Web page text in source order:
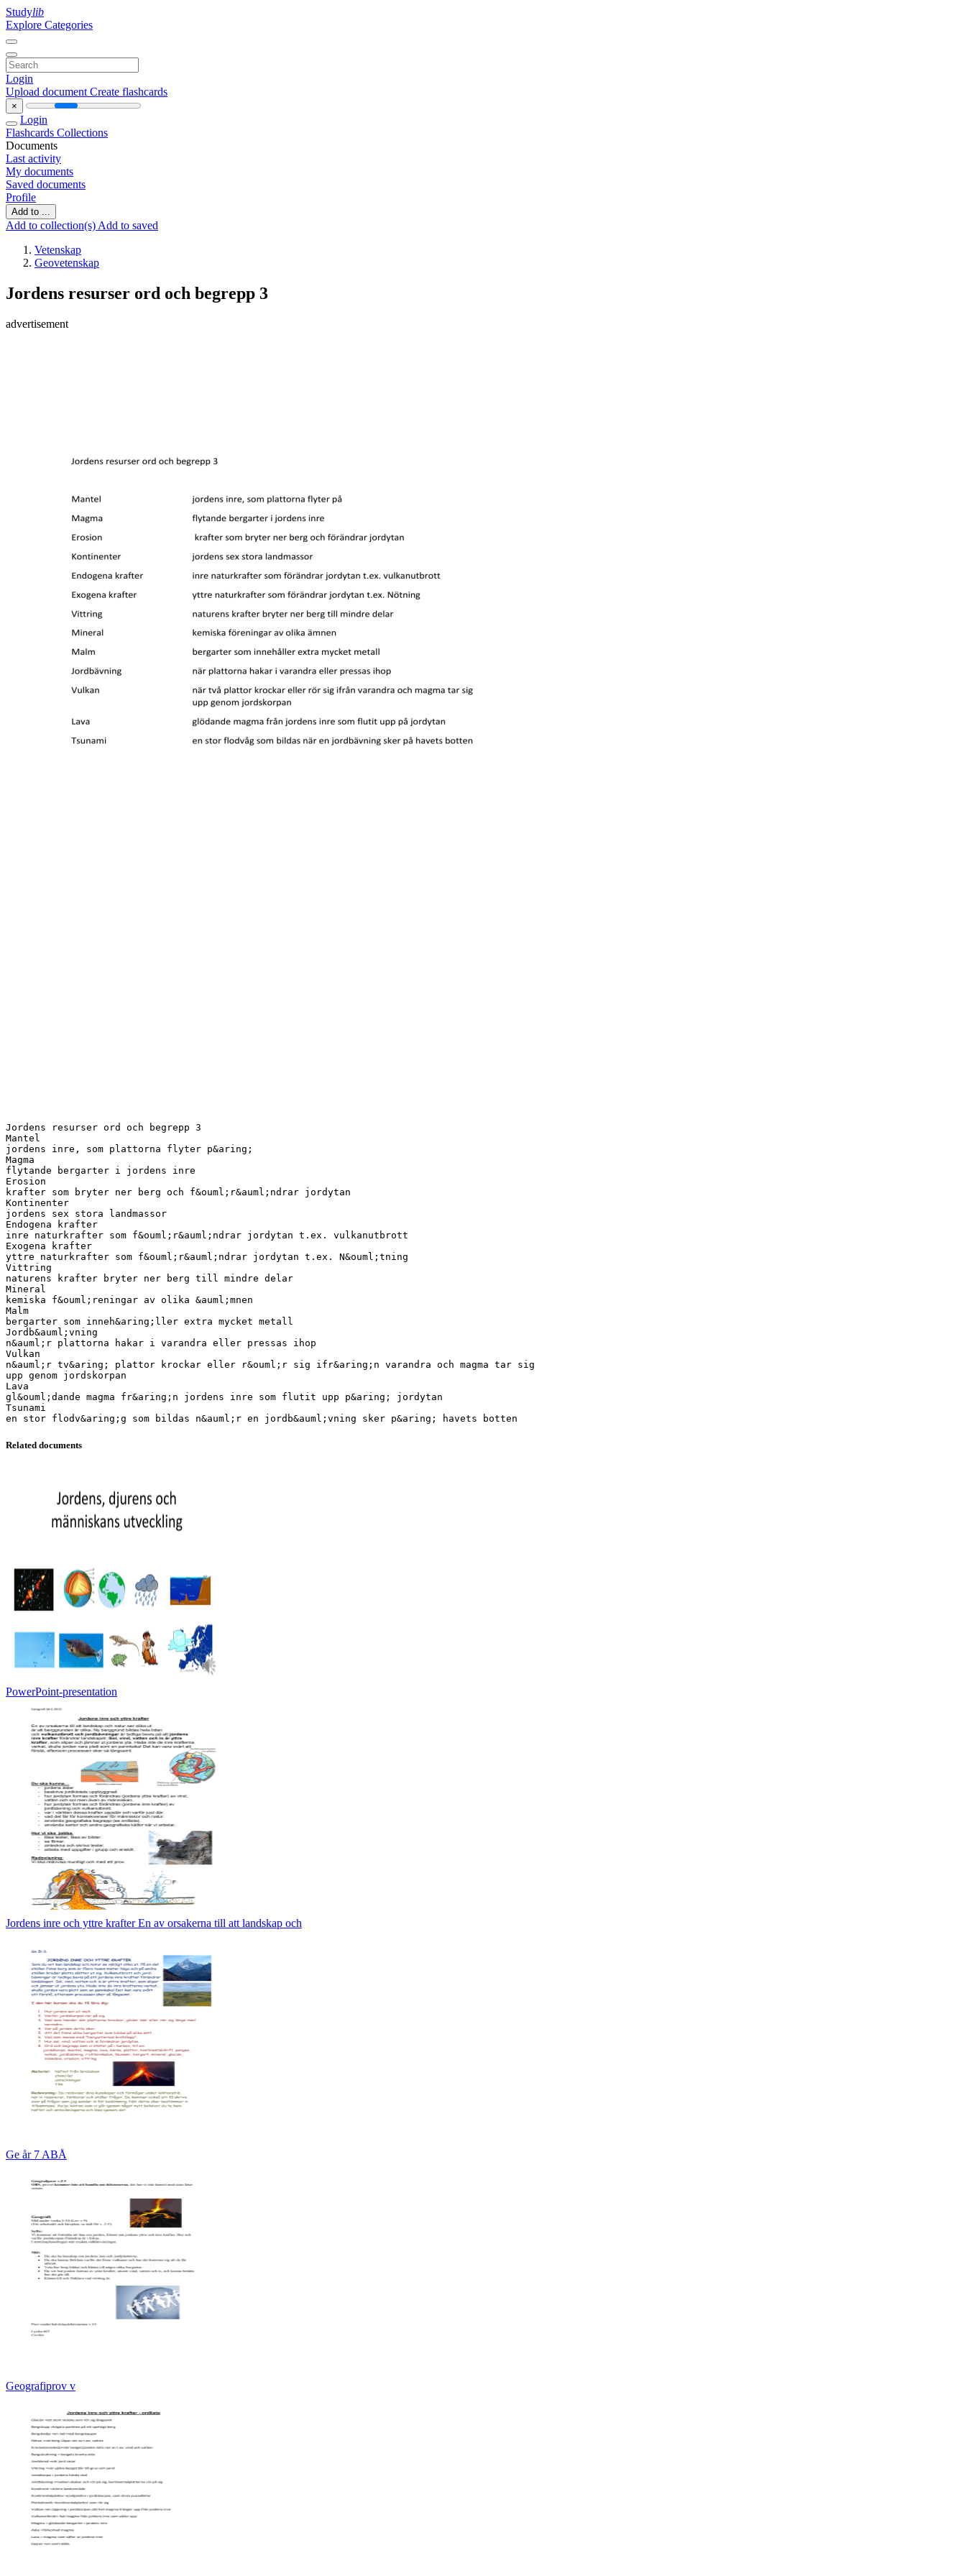
Studylib
Explore Categories
Login
Upload document Create flashcards
×
Login
Flashcards Collections
Documents
Last activity
My documents
Saved documents
Profile
Add to ...
Add to collection(s) Add to saved
Vetenskap
Geovetenskap
Jordens resurser ord och begrepp 3
advertisement
Jordens resurser ord och begrepp 3
Mantel
jordens inre, som plattorna flyter p&aring;
Magma
flytande bergarter i jordens inre
Erosion
krafter som bryter ner berg och f&ouml;r&auml;ndrar jordytan
Kontinenter
jordens sex stora landmassor
Endogena krafter
inre naturkrafter som f&ouml;r&auml;ndrar jordytan t.ex. vulkanutbrott
Exogena krafter
yttre naturkrafter som f&ouml;r&auml;ndrar jordytan t.ex. N&ouml;tning
Vittring
naturens krafter bryter ner berg till mindre delar
Mineral
kemiska f&ouml;reningar av olika &auml;mnen
Malm
bergarter som inneh&aring;ller extra mycket metall
Jordb&auml;vning
n&auml;r plattorna hakar i varandra eller pressas ihop
Vulkan
n&auml;r tv&aring; plattor krockar eller r&ouml;r sig ifr&aring;n varandra och magma tar sig
upp genom jordskorpan
Lava
gl&ouml;dande magma fr&aring;n jordens inre som flutit upp p&aring; jordytan
Tsunami
Related documents
PowerPoint-presentation
Jordens inre och yttre krafter En av orsakerna till att landskap och
Ge år 7 ABÅ
Geografiprov v